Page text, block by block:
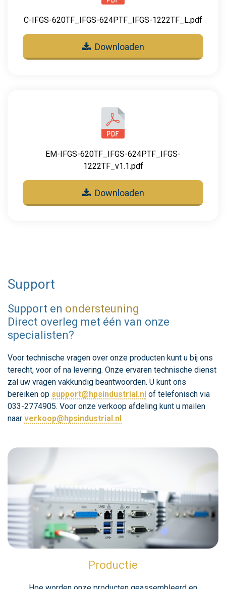
C-IFGS-620TF_IFGS-624PTF_IFGS-1222TF_L.pdf
Downloaden
EM-IFGS-620TF_IFGS-624PTF_IFGS-
1222TF_v1.1.pdf
Downloaden
Support
Support en ondersteuning
Direct overleg met één van onze
specialisten?
Voor technische vragen over onze producten kunt u bij ons
terecht, voor of na levering. Onze ervaren technische dienst
zal uw vragen vakkundig beantwoorden. U kunt ons
bereiken op support@hpsindustrial.nl of telefonisch via
033-2774905. Voor onze verkoop afdeling kunt u mailen
naar verkoop@hpsindustrial.nl
Productie